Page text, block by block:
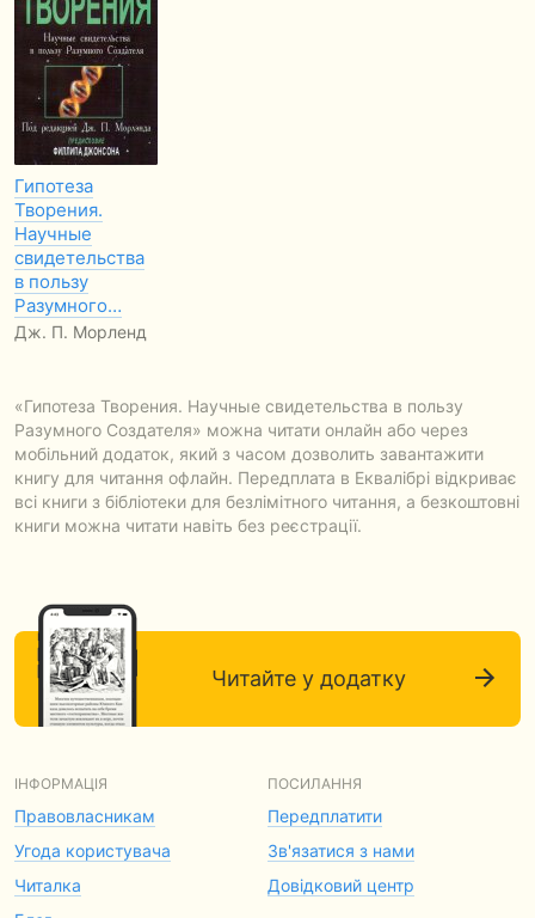
Гипотеза
Творения.
Научные
свидетельства
в пользу
Разумного…
Дж. П. Морленд
«Гипотеза Творения. Научные свидетельства в пользу
Разумного Создателя» можна читати онлайн або через
мобільний додаток, який з часом дозволить завантажити
книгу для читання офлайн. Передплата в Еквалібрі відкриває
всі книги з бібліотеки для безлімітного читання, а безкоштовні
книги можна читати навіть без реєстрації.
Читайте у додатку
ІНФОРМАЦІЯ
Правовласникам
Угода користувача
Читалка
ПОСИЛАННЯ
Передплатити
Зв'язатися з нами
Довідковий центр